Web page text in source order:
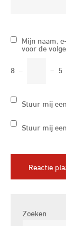
Mijn naam,
voor de
8 − = 5
Stuur mij
Stuur mij
Zoeken